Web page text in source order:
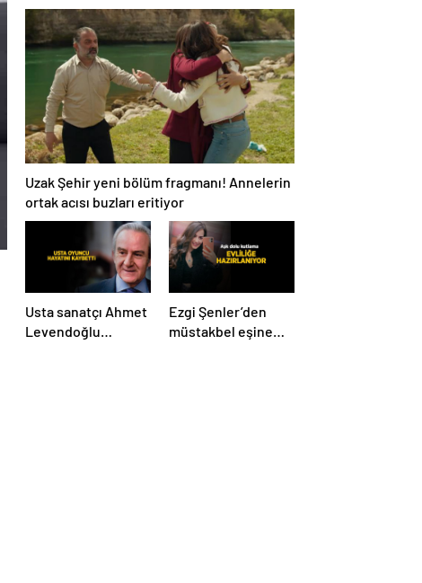
Tanrıöğen köy
hayatını anlattı:
Elektrik bile yok
Sevgilisiyle dudak
dudağa poz
Uzak Şehir yeni bölüm fragmanı! Annelerin
ortak acısı buzları eritiyor
Usta sanatçı Ahmet
Levendoğlu
Ezgi Şenler’den
müstakbel eşine